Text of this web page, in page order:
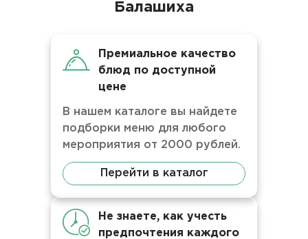
Балашиха
Премиальное качество
блюд по доступной
цене
В нашем каталоге вы найдете
подборки меню для любого
мероприятия от 2000 рублей.
Перейти в каталог
Не знаете, как учесть
предпочтения каждого